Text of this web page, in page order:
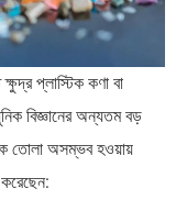
প্লাস্টিক কণা বা
বিজ্ঞানের অন্যতম বড়
তোলা অসম্ভব হওয়ায়